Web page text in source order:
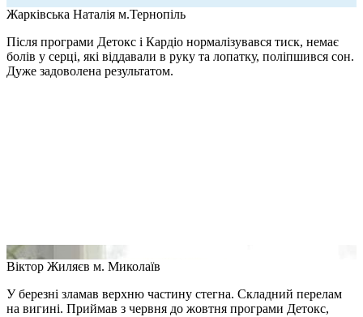
Жарківська Наталія м.Тернопіль
Після програми Детокс і Кардіо нормалізувався тиск, немає
болів у серці, які віддавали в руку та лопатку, поліпшився сон.
Дуже задоволена результатом.
Віктор Жиляєв м. Миколаїв
У березні зламав верхню частину стегна. Складний перелам
на вигині. Приймав з червня до жовтня програми Детокс,